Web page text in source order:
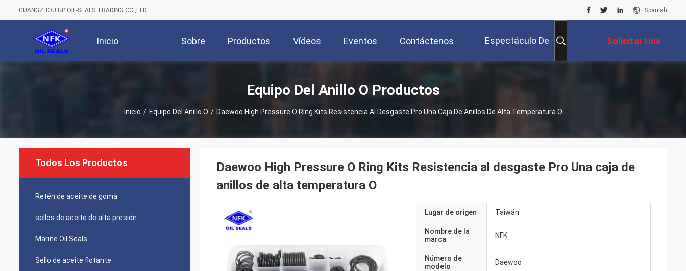
GUANGZHOU UP OIL-SEALS TRADING CO.,LTD Spanish
Inicio Sobre Productos Vídeos Eventos Contáctenos Espectáculo De Solicitar Una
Cotización
Equipo Del Anillo O Productos
Inicio / Equipo Del Anillo O / Daewoo High Pressure O Ring Kits Resistencia Al Desgaste Pro Una Caja De Anillos De Alta Temperatura O
Todos Los Productos
Retén de aceite de goma
sellos de aceite de alta presión
Marine Oil Seals
Sello de aceite flotante
Daewoo High Pressure O Ring Kits Resistencia al desgaste Pro Una caja de
anillos de alta temperatura O
Lugar de origen Taiwán
Nombre de la
marca
NFK
Número de
modelo
Daewoo